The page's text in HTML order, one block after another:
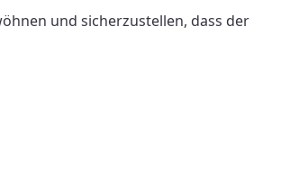
und sicherzustellen, dass der